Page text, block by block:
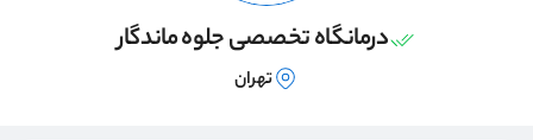
درمانگاه تخصصی جلوه ماندگار
تهران